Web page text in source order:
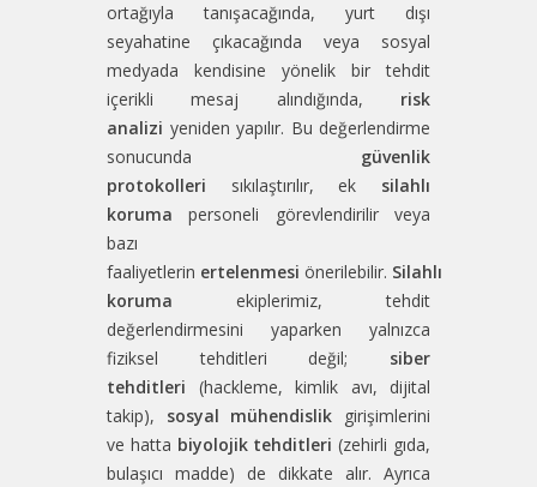
ortağıyla tanışacağında, yurt dışı
seyahatine çıkacağında veya sosyal
medyada kendisine yönelik bir tehdit
içerikli mesaj alındığında, risk
analizi yeniden yapılır. Bu değerlendirme
sonucunda güvenlik
protokolleri sıkılaştırılır, ek silahlı
koruma personeli görevlendirilir veya
bazı
faaliyetlerin ertelenmesi önerilebilir. Silahlı
koruma ekiplerimiz, tehdit
değerlendirmesini yaparken yalnızca
fiziksel tehditleri değil; siber
tehditleri (hackleme, kimlik avı, dijital
takip), sosyal mühendislik girişimlerini
ve hatta biyolojik tehditleri (zehirli gıda,
bulaşıcı madde) de dikkate alır. Ayrıca